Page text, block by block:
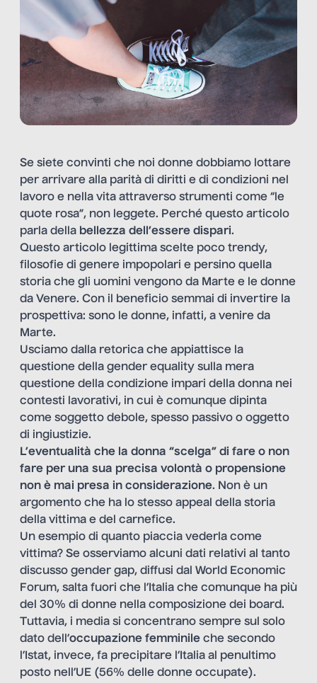
Se siete convinti che noi donne dobbiamo lottare
per arrivare alla parità di diritti e di condizioni nel
lavoro e nella vita attraverso strumenti come “le
quote rosa”, non leggete. Perché questo articolo
parla della bellezza dell’essere dispari.
Questo articolo legittima scelte poco trendy,
filosofie di genere impopolari e persino quella
storia che gli uomini vengono da Marte e le donne
da Venere. Con il beneficio semmai di invertire la
prospettiva: sono le donne, infatti, a venire da
Marte.
Usciamo dalla retorica che appiattisce la
questione della gender equality sulla mera
questione della condizione impari della donna nei
contesti lavorativi, in cui è comunque dipinta
come soggetto debole, spesso passivo o oggetto
di ingiustizie.
L’eventualità che la donna “scelga” di fare o non
fare per una sua precisa volontà o propensione
non è mai presa in considerazione. Non è un
argomento che ha lo stesso appeal della storia
della vittima e del carnefice.
Un esempio di quanto piaccia vederla come
vittima? Se osserviamo alcuni dati relativi al tanto
discusso gender gap, diffusi dal World Economic
Forum, salta fuori che l’Italia che comunque ha più
del 30% di donne nella composizione dei board.
Tuttavia, i media si concentrano sempre sul solo
dato dell’occupazione femminile che secondo
l’Istat, invece, fa precipitare l’Italia al penultimo
posto nell’UE (56% delle donne occupate).